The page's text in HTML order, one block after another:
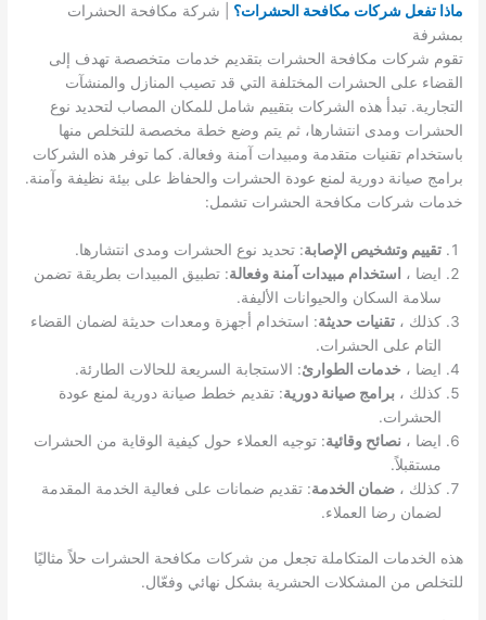
ماذا تفعل شركات مكافحة الحشرات؟ | شركة مكافحة الحشرات
بمشرفة
تقوم شركات مكافحة الحشرات بتقديم خدمات متخصصة تهدف إلى
القضاء على الحشرات المختلفة التي قد تصيب المنازل والمنشآت
التجارية. تبدأ هذه الشركات بتقييم شامل للمكان المصاب لتحديد نوع
الحشرات ومدى انتشارها، ثم يتم وضع خطة مخصصة للتخلص منها
باستخدام تقنيات متقدمة ومبيدات آمنة وفعالة. كما توفر هذه الشركات
برامج صيانة دورية لمنع عودة الحشرات والحفاظ على بيئة نظيفة وآمنة.
خدمات شركات مكافحة الحشرات تشمل:
تقييم وتشخيص الإصابة: تحديد نوع الحشرات ومدى انتشارها.
ايضا ،
استخدام مبيدات آمنة وفعالة: تطبيق المبيدات بطريقة تضمن
سلامة السكان والحيوانات الأليفة.
كذلك ،تقنيات حديثة: استخدام أجهزة ومعدات حديثة لضمان القضاء
التام على الحشرات.
ايضا ، خدمات الطوارئ: الاستجابة السريعة للحالات الطارئة.
كذلك ،برامج صيانة دورية: تقديم خطط صيانة دورية لمنع عودة
الحشرات.
ايضا ،نصائح وقائية: توجيه العملاء حول كيفية الوقاية من الحشرات
مستقبلاً.
كذلك ،ضمان الخدمة: تقديم ضمانات على فعالية الخدمة المقدمة
لضمان رضا العملاء.
هذه الخدمات المتكاملة تجعل من شركات مكافحة الحشرات حلاً مثاليًا
للتخلص من المشكلات الحشرية بشكل نهائي وفعّال.